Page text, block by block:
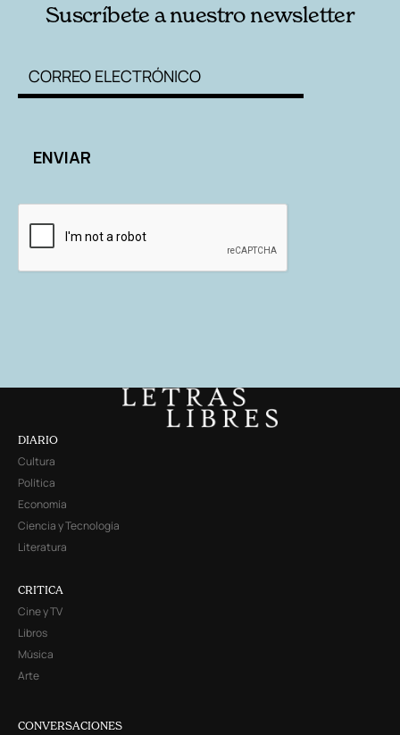
Suscríbete a nuestro newsletter
DIARIO
Cultura
Política
Economía
Ciencia y Tecnología
Literatura
CRITICA
Cine y TV
Libros
Música
Arte
CONVERSACIONES